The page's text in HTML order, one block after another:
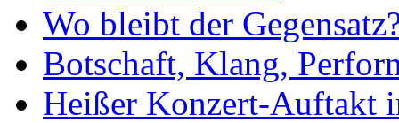
Wo bleibt der
Botschaft, Klang,
Heißer Konzert-Auftakt